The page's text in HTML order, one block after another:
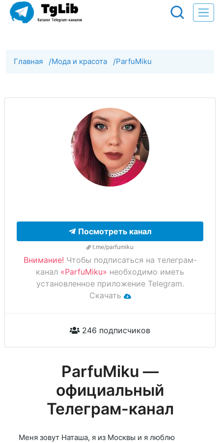
Главная /Мода и красота /ParfuMiku
Посмотреть канал
t.me/parfumiku
Внимание! Чтобы подписаться на телеграм-
канал «ParfuMiku» необходимо иметь
установленное приложение Telegram.
Скачать
246 подписчиков
ParfuMiku —
официальный
Телеграм-канал
Меня зовут Наташа, я из Москвы и я люблю